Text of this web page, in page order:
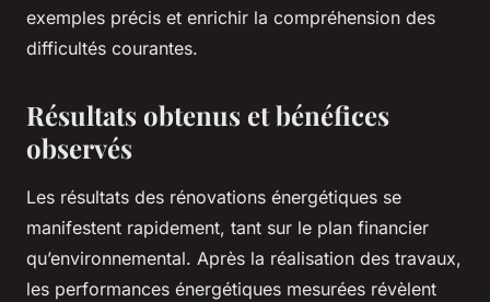
exemples précis et enrichir la compréhension des
difficultés courantes.
Résultats obtenus et bénéfices
observés
Les résultats des rénovations énergétiques se
manifestent rapidement, tant sur le plan financier
qu’environnemental. Après la réalisation des travaux,
les performances énergétiques mesurées révèlent